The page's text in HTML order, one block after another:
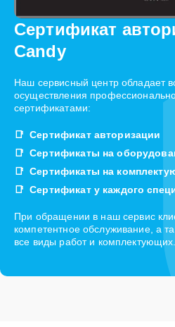
Сертификат
Candy
Наш сервисный центр обладает
осуществления
сертификатами:
Сертификат авторизации
Сертификаты на
Сертификаты на
Сертификат у каждого
При обращении в наш сервис
компетентное обслуживание, а
все виды работ и комплектующих.